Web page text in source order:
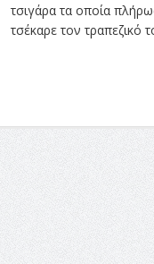
τσιγάρα τα οποία
τσέκαρε τον τραπεζικό